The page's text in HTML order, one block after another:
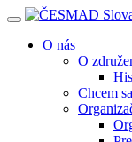
Navigácia
O nás
O
Chcem